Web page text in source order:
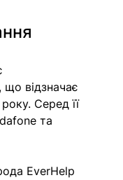
що відзначає
Серед її
та
EverHelp